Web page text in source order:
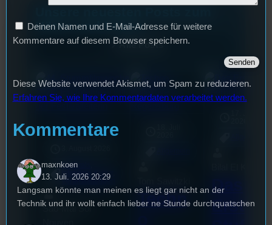
Hören und Lesen
Alle Posts
mic Planlos [S6/E3]
Festivals
Interview , Kultur
Veranstaltungen
Sao-Mai Sol
Techn
Das
Erste
Deinen Namen und E-Mail-Adresse für weitere
Kommentare auf diesem Browser speichern.
Diese Website verwendet Akismet, um Spam zu reduzieren.
Erfahren Sie, wie Ihre Kommentardaten verarbeitet werden.
Kommentare
maxnkoen
13. Juli. 2026 20:29
Langsam könnte man meinen es liegt gar nicht an der
Technik und ihr wollt einfach lieber ne Stunde durchquatschen